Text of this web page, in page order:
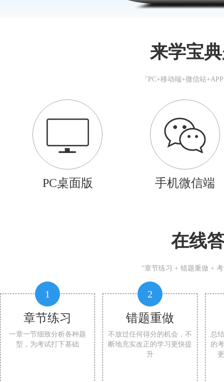
来学宝
"PC+移动端+微信站
PC桌面版 手机微信端
在线
“章节练习 + 错题重做 +
1
章节练习
一章一节细致分析各种题
型，为考试打下基础
2
错题重做
不放过任何得分的机会，不
断地充实改正的学习更快提
升
总
的